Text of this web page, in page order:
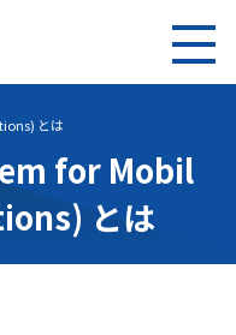
とは
for Mobil
とは